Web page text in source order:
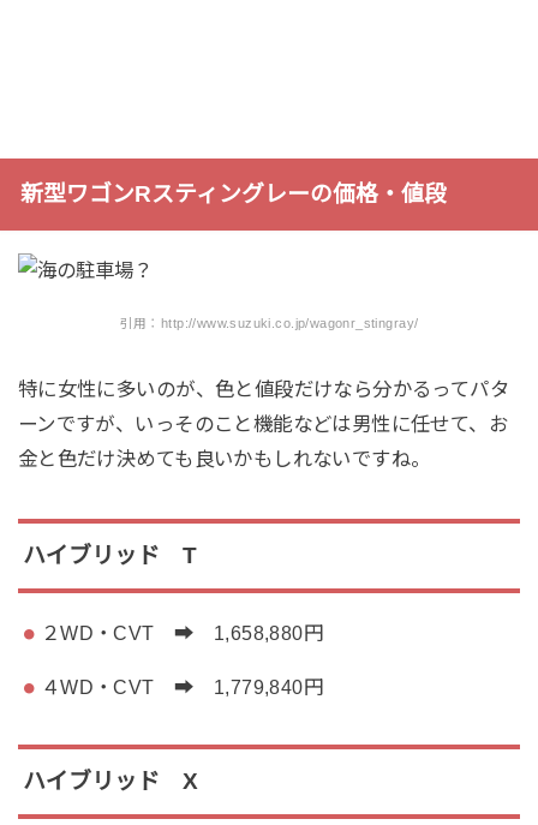
新型ワゴンRスティングレーの価格・値段
引用：http://www.suzuki.co.jp/wagonr_stingray/
特に女性に多いのが、色と値段だけなら分かるってパタ
ーンですが、いっそのこと機能などは男性に任せて、お
金と色だけ決めても良いかもしれないですね。
ハイブリッド T
２WD・CVT ➡ 1,658,880円
４WD・CVT ➡ 1,779,840円
ハイブリッド X